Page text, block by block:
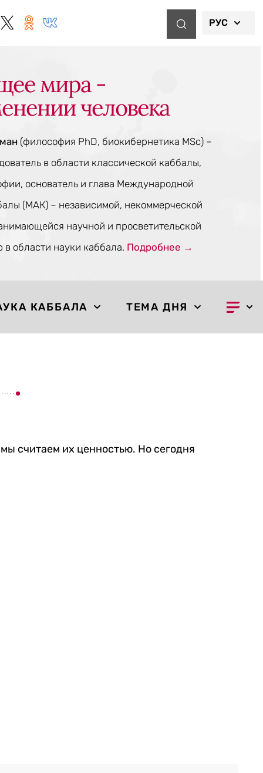
РУС
мира -
человека
(философия PhD, биокибернетика MSc) –
в области классической каббалы,
основатель и глава Международной
(МАК) – независимой, некоммерческой
научной и просветительской
в области науки каббала. Подробнее →
КАББАЛА ТЕМА ДНЯ
считаем их ценностью. Но сегодня